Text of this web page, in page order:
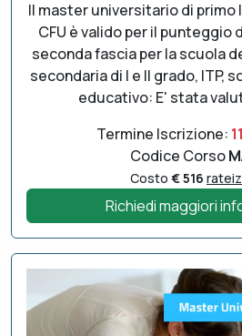
Il master universitario di primo
CFU è valido per il punteggio
seconda fascia per la scuola
secondaria di I e II grado, ITP,
educativo: E' stata
Termine Iscrizione:
Codice Corso
Costo € 516
Richiedi maggiori